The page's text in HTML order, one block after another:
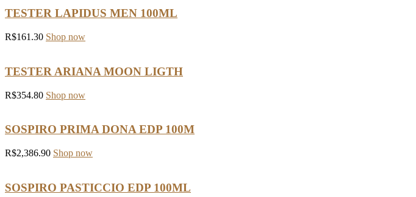
TESTER LAPIDUS MEN 100ML
R$161.30 Shop now
TESTER ARIANA MOON LIGTH
R$354.80 Shop now
SOSPIRO PRIMA DONA EDP 100M
R$2,386.90 Shop now
SOSPIRO PASTICCIO EDP 100ML